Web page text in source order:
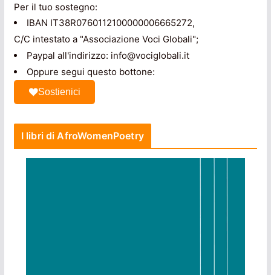
Per il tuo sostegno:
IBAN IT38R0760112100000006665272,
C/C intestato a "Associazione Voci Globali";
Paypal all'indirizzo: info@vociglobali.it
Oppure segui questo bottone:
Sostienici
I libri di AfroWomenPoetry